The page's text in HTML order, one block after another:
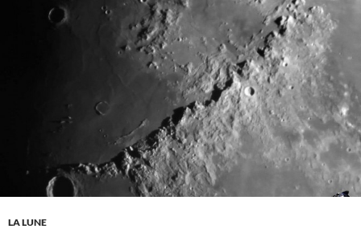
LA LUNE